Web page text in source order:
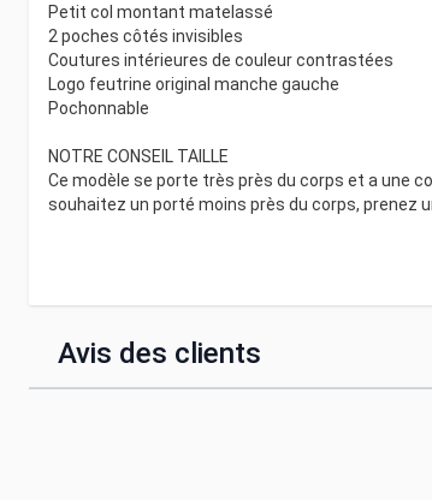
Petit col montant matelassé
2 poches côtés invisibles
Coutures intérieures de couleur contrastées
Logo feutrine original manche gauche
Pochonnable
NOTRE CONSEIL TAILLE
Ce modèle se porte très près du corps et a une
souhaitez un porté moins près du corps, prenez
Avis des clients